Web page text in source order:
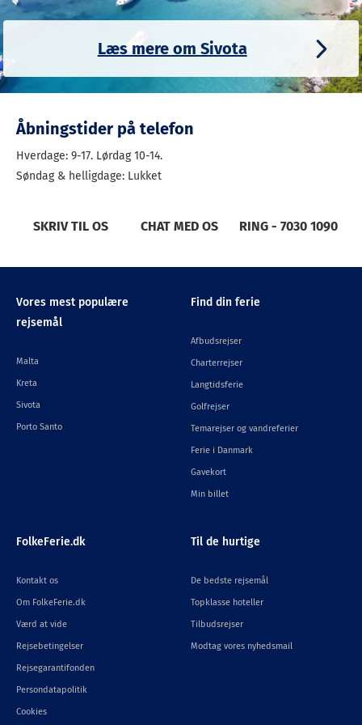
enten gå, køre eller sejle til stranden.
Se alle strande i Sivota her
Læs mere om Sivota
Åbningstider på telefon
Hverdage: 9-17. Lørdag 10-14.
Søndag & helligdage: Lukket
SKRIV TIL OS CHAT MED OS RING - 7030 1090
Vores mest populære
rejsemål
Malta
Kreta
Sivota
Porto Santo
Find din ferie
Afbudsrejser
Charterrejser
Langtidsferie
Golfrejser
Temarejser og vandreferier
Ferie i Danmark
Gavekort
Min billet
FolkeFerie.dk
Kontakt os
Om FolkeFerie.dk
Værd at vide
Rejsebetingelser
Rejsegarantifonden
Persondatapolitik
Cookies
Til de hurtige
De bedste rejsemål
Topklasse hoteller
Tilbudsrejser
Modtag vores nyhedsmail